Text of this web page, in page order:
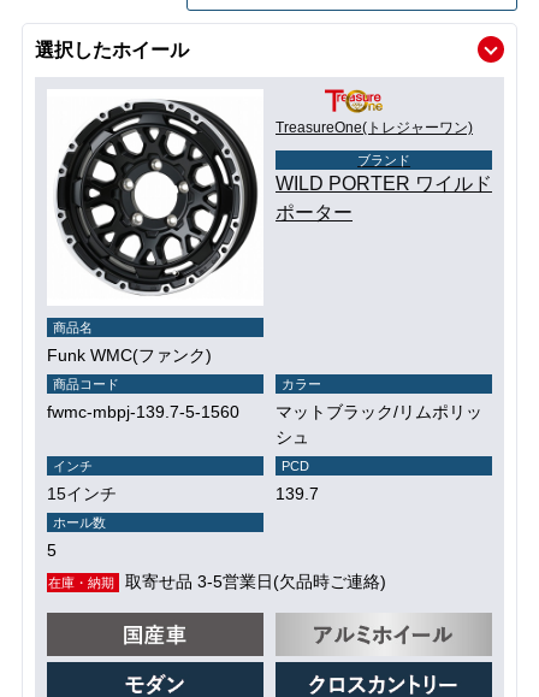
選択したホイール
TreasureOne(トレジャーワン)
ブランド
WILD PORTER ワイルド
ポーター
商品名
Funk WMC(ファンク)
商品コード
fwmc-mbpj-139.7-5-1560
カラー
マットブラック/リムポリッ
シュ
インチ
15インチ
PCD
139.7
ホール数
5
在庫・納期 取寄せ品 3-5営業日(欠品時ご連絡)